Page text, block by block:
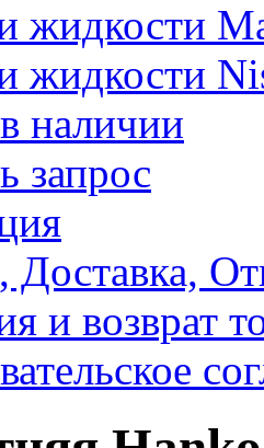
жидкости
жидкости
наличии
запрос
Доставка,
и возврат